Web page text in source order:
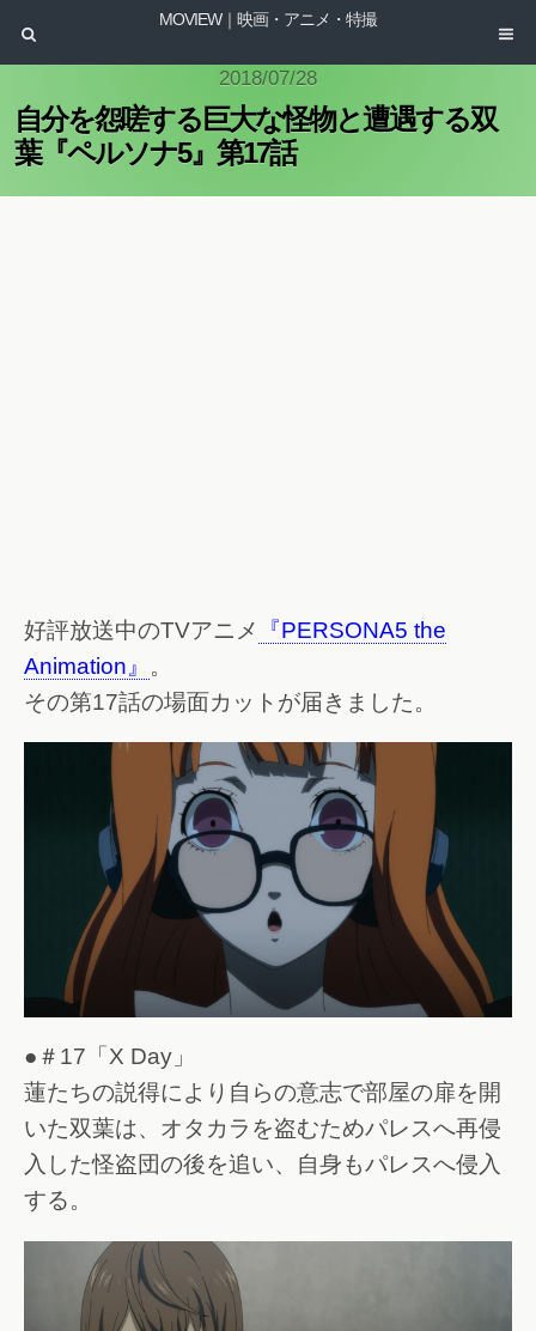
MOVIEW｜映画・アニメ・特撮
2018/07/28
自分を怨嗟する巨大な怪物と遭遇する双
葉『ペルソナ5』第17話
好評放送中のTVアニメ
『PERSONA5 the
Animation』 。
その第17話の場面カットが届きました。
●＃17「X Day」
蓮たちの説得により自らの意志で部屋の扉を開
いた双葉は、オタカラを盗むためパレスへ再侵
入した怪盗団の後を追い、自身もパレスへ侵入
する。